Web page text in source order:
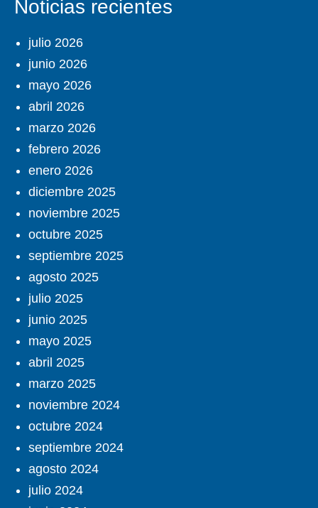
Noticias recientes
julio 2026
junio 2026
mayo 2026
abril 2026
marzo 2026
febrero 2026
enero 2026
diciembre 2025
noviembre 2025
octubre 2025
septiembre 2025
agosto 2025
julio 2025
junio 2025
mayo 2025
abril 2025
marzo 2025
noviembre 2024
octubre 2024
septiembre 2024
agosto 2024
julio 2024